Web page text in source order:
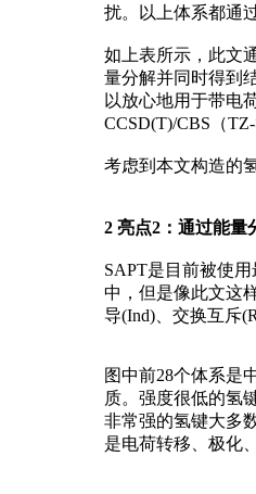
扰。以上体系都通
如上表所示，此文
量分解并同时得到
以放心地用于带电
CCSD(T)/CBS（
考虑到本文构造的
2 亮点2：通过能量
SAPT是目前被使
中，但是像此文这
导(Ind)、交换互斥
图中前28个体系是
质。强度很低的氢
非常强的氢键大多
是电荷转移、极化